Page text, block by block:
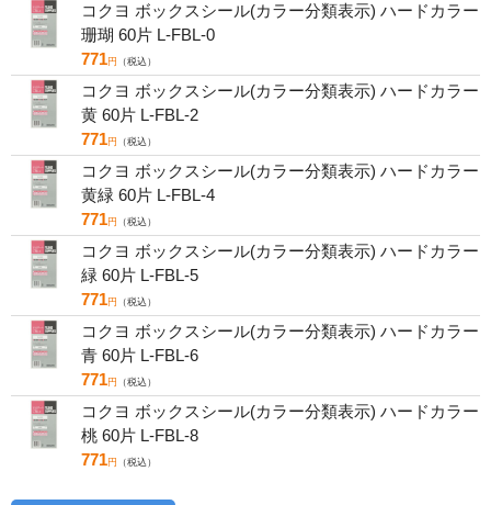
コクヨ ボックスシール(カラー分類表示) ハードカラー
珊瑚 60片 L-FBL-0
771円 （税込）
コクヨ ボックスシール(カラー分類表示) ハードカラー
黄 60片 L-FBL-2
771円 （税込）
コクヨ ボックスシール(カラー分類表示) ハードカラー
黄緑 60片 L-FBL-4
771円 （税込）
コクヨ ボックスシール(カラー分類表示) ハードカラー
緑 60片 L-FBL-5
771円 （税込）
コクヨ ボックスシール(カラー分類表示) ハードカラー
青 60片 L-FBL-6
771円 （税込）
コクヨ ボックスシール(カラー分類表示) ハードカラー
桃 60片 L-FBL-8
771円 （税込）